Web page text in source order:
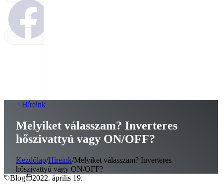
Híreink
Melyiket válasszam? Inverteres
hőszivattyú vagy ON/OFF?
Kezdőlap/Híreink/Melyiket válasszam? Inverteres
hőszivattyú vagy ON/OFF?
Blog
2022. április 19.